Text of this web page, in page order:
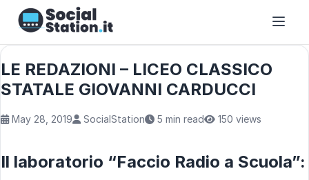
LE REDAZIONI – LICEO CLASSICO
STATALE GIOVANNI CARDUCCI
May 28, 2019 SocialStation 5 min read 150 views
Il laboratorio “Faccio Radio a Scuola”: